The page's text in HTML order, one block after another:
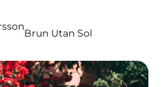
Brun Utan Sol